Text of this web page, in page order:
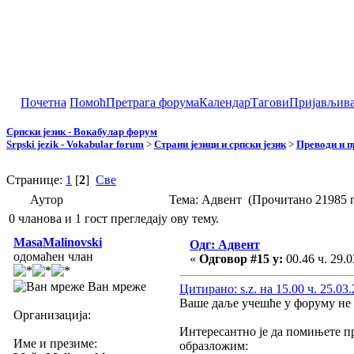
Почетна ПомоћПретрага форумаКалендарТагови
Српски језик - Вокабулар форум
Srpski jezik - Vokabular forum > Страни језици и српски језик > Преводи и
Странице: 1 [2] Све
Аутор
Тема: Адвент (Прочитано 21985
0 чланова и 1 гост прегледају ову тему.
MasaMalinovski
одомаћен члан
Ван мреже
Организација:
Име и презиме:
Одг: Адвент
« Одговор #15 у: 00.46 ч.
Цитирано: s.z. на 15.00 ч.
Ваше даље учешће у форуму не
Интересантно је да помињете
образложим: